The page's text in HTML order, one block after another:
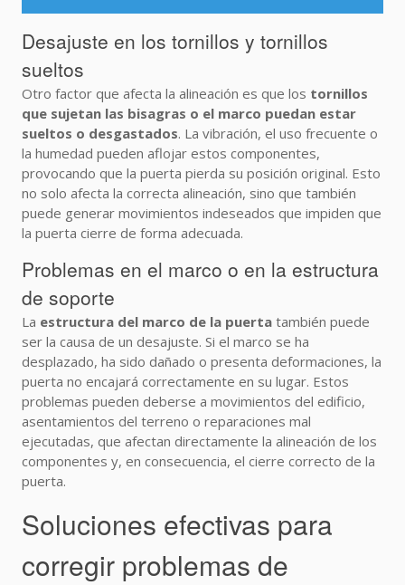
Desajuste en los tornillos y tornillos
sueltos
Otro factor que afecta la alineación es que los tornillos
que sujetan las bisagras o el marco puedan estar
sueltos o desgastados. La vibración, el uso frecuente o
la humedad pueden aflojar estos componentes,
provocando que la puerta pierda su posición original. Esto
no solo afecta la correcta alineación, sino que también
puede generar movimientos indeseados que impiden que
la puerta cierre de forma adecuada.
Problemas en el marco o en la estructura
de soporte
La estructura del marco de la puerta también puede
ser la causa de un desajuste. Si el marco se ha
desplazado, ha sido dañado o presenta deformaciones, la
puerta no encajará correctamente en su lugar. Estos
problemas pueden deberse a movimientos del edificio,
asentamientos del terreno o reparaciones mal
ejecutadas, que afectan directamente la alineación de los
componentes y, en consecuencia, el cierre correcto de la
puerta.
Soluciones efectivas para
corregir problemas de